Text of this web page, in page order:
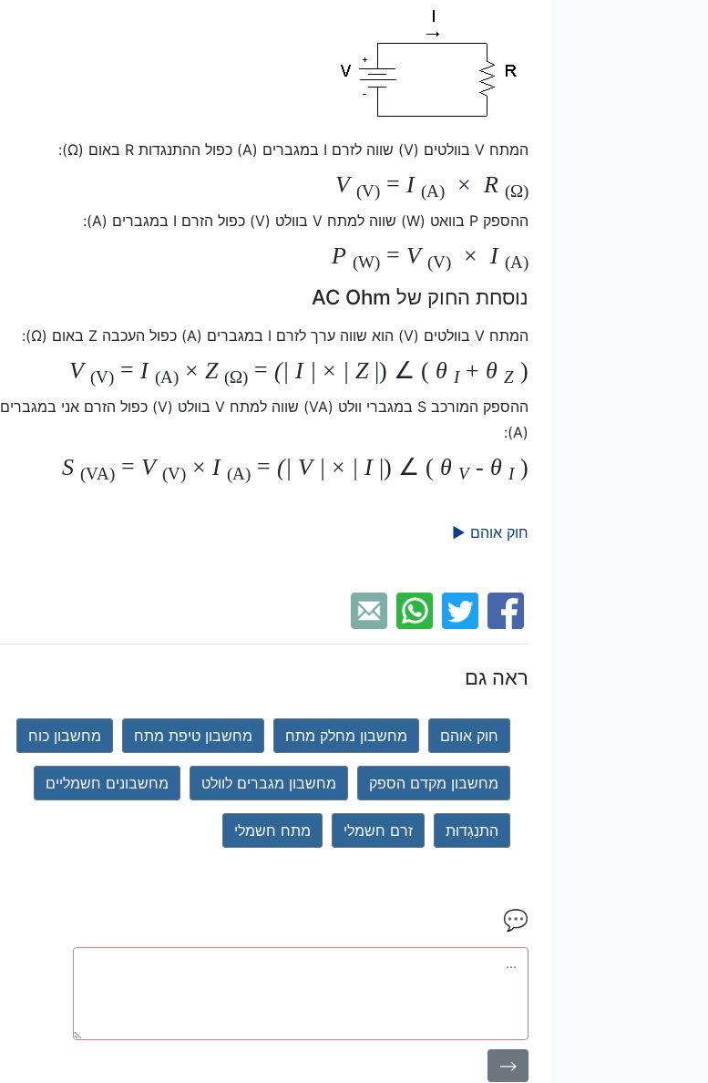
המתח V בוולטים (V) שווה לזרם I במגברים (A) כפול ההתנגדות R באום (Ω):
V(V) = I (A) × R (Ω)
ההספק P בוואט (W) שווה למתח V בוולט (V) כפול הזרם I במגברים (A):
P (W) = V(V) × I (A)
נוסחת החוק של AC Ohm
המתח V בוולטים (V) הוא שווה ערך לזרם I במגברים (A) כפול העכבה Z באום (Ω):
V(V) = I (A) × Z (Ω) = (| I | × | Z|) ∠ ( θ I+ θ Z )
ההספק המורכב S במגברי וולט (VA) שווה למתח V בוולט (V) כפול הזרם אני במגברים
(A):
S (VA) = V(V) × I (A) = (| V | × | I|) ∠ ( θ V- θ I)
חוק אוהם ►
ראה גם
חוק אוהם מחשבון מחלק מתח מחשבון טיפת מתח מחשבון כוח
מחשבון מקדם הספק מחשבון מגברים לוולט מחשבונים חשמליים
הִתנַגְדוּת זרם חשמלי מתח חשמלי
💬
⟶